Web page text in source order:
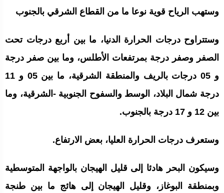
وستهب الرياح قوية نوعا ما من القطاع الشرقي بالجنوب
وستتراوح درجات الحرارة الدنيا، ما بين أربع درجات تحت
الصفر وصفر درجة بمرتفعات الأطلس، وما بين صفر درجة
و 05 درجات بالريف والمنطقة الشرقية، ما بين 05 و 11
درجة شمال البلاد، الوسط والسفوح الجنوبية -الشرقية، وما
بين 12 و 17 درجة بالجنوب.
وستعرف درجات الحرارة العليا، بعض الارتفاع.
وسيكون البحر هادئا إلى قليل الهيجان بالواجهة المتوسطية
وبمنطقة البوغاز، وقليل الهيجان إلى هائج ما بين طنجة